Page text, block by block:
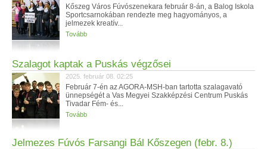
Kőszeg Város Fúvószenekara február 8-án, a Balog Iskola
Sportcsarnokában rendezte meg hagyományos, a
jelmezek kreatív...
Tovább
Szalagot kaptak a Puskás végzősei
2025. február 08. 02:25
Február 7-én az AGORA-MSH-ban tartotta szalagavató
ünnepségét a Vas Megyei Szakképzési Centrum Puskás
Tivadar Fém- és...
Tovább
Jelmezes Fúvós Farsangi Bál Kőszegen (febr. 8.)